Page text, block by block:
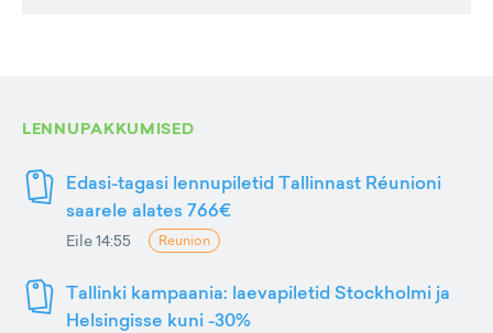
LENNUPAKKUMISED
Edasi-tagasi lennupiletid Tallinnast Réunioni
saarele alates 766€
Eile 14:55 Reunion
Tallinki kampaania: laevapiletid Stockholmi ja
Helsingisse kuni -30%